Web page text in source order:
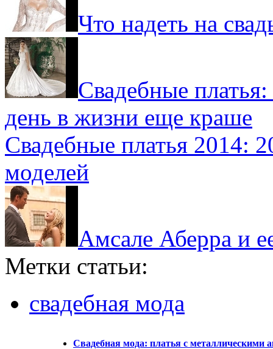
Что надеть на
Свадебные
день в жизни еще краше
Свадебные платья 2014:
моделей
Амсале Аберра и
Метки статьи:
свадебная мода
Свадебная мода: платья с металлическими